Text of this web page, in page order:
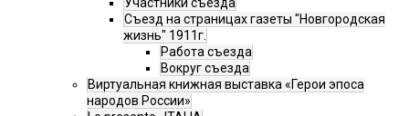
Участники съезда
Cъезд на страницах газеты "Новгородская
жизнь" 1911г.
Работа съезда
Вокруг съезда
Виртуальная книжная выставка «Герои эпоса
народов России»